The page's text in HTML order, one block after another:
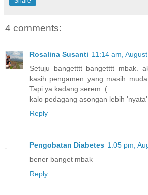
4 comments:
Rosalina Susanti 11:14 am,
Setuju bangetttt bangetttt mbak.
kasih pengamen yang masih
Tapi ya kadang serem :(
kalo pedagang asongan lebih
Reply
Pengobatan Diabetes 1:05 pm,
bener banget mbak
Reply